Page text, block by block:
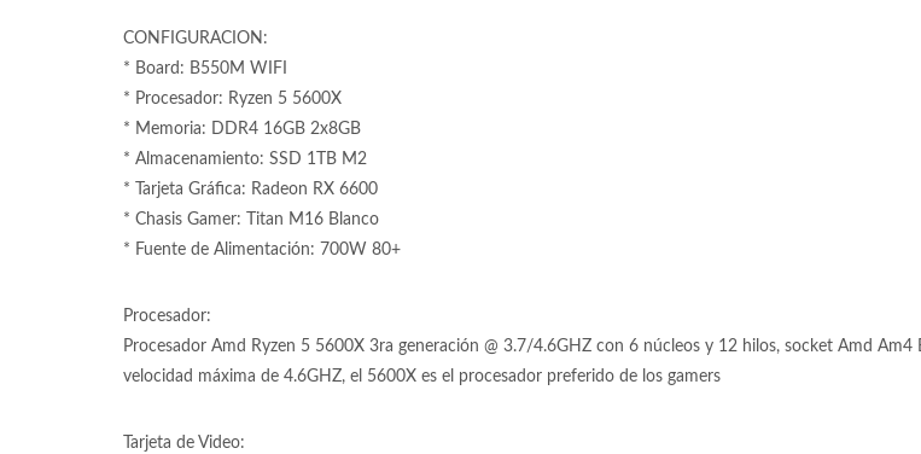
CONFIGURACION:
* Board: B550M WIFI
* Procesador: Ryzen 5 5600X
* Memoria: DDR4 16GB 2x8GB
* Almacenamiento: SSD 1TB M2
* Tarjeta Gráfica: Radeon RX 6600
* Chasis Gamer: Titan M16 Blanco
* Fuente de Alimentación: 700W 80+
Procesador:
Procesador Amd Ryzen 5 5600X 3ra generación @ 3.7/4.6GHZ con 6 núcleos y 12 hilos, socket Amd
velocidad máxima de 4.6GHZ, el 5600X es el procesador preferido de los gamers
Tarjeta de Video: